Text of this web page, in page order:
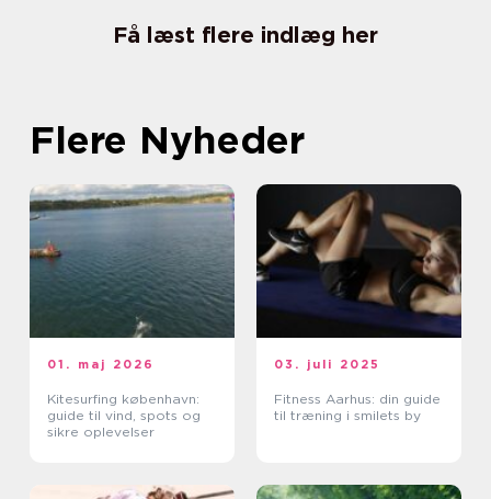
Få læst flere indlæg her
Flere Nyheder
01. maj 2026
Kitesurfing københavn:
guide til vind, spots og
sikre oplevelser
03. juli 2025
Fitness Aarhus: din guide
til træning i smilets by